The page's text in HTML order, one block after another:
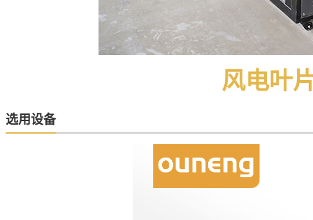
风电叶
选用设备